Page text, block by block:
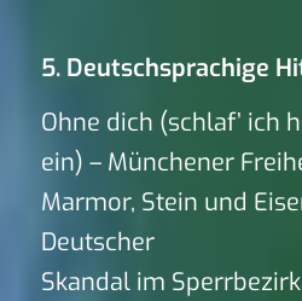
5. Deutschsprachige
Ohne dich (schlaf’ ich
ein) – Münchener
Marmor, Stein und
Deutscher
Skandal im